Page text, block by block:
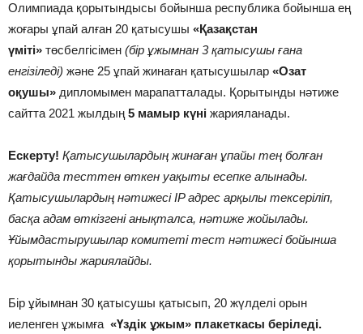
Олимпиада қорытындысы бойынша республика бойынша ең
жоғары ұпай алған 20 қатысушы «Қазақстан
үміті» төсбелгісімен (бір ұжымнан 3 қатысушы ғана
енгізіледі) және 25 ұпай жинаған қатысушылар «Озат
оқушы» дипломымен марапатталады. Қорытынды нәтиже
сайтта 2021 жылдың 5 мамыр күні жарияланады.
Ескерту! Қатысушылардың жинаған ұпайы тең болған
жағдайда тесттен өткен уақыты есепке алынады.
Қатысушылардың нәтижесі IP адрес арқылы тексеріліп,
басқа адам өткізгені анықталса, нәтиже жойылады.
Ұйымдастырушылар комитеті тест нәтижесі бойынша
қорытынды жариялайды.
Бір ұйымнан 30 қатысушы қатысып, 20 жүлделі орын
иеленген ұжымға «Үздік ұжым» плакеткасы беріледі.